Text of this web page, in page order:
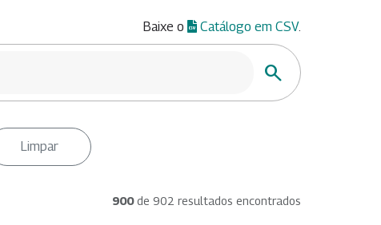
Baixe o Catálogo em CSV.
Buscar
Limpar
900de 902 resultados encontrados